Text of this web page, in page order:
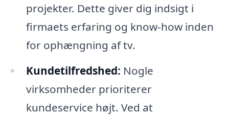
projekter. Dette giver dig indsigt i
firmaets erfaring og know-how inden
for ophængning af tv.
Kundetilfredshed: Nogle
virksomheder prioriterer
kundeservice højt. Ved at